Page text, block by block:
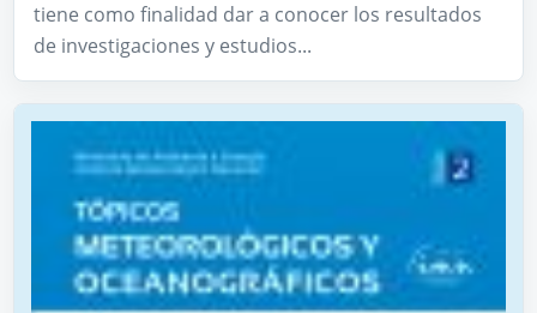
tiene como finalidad dar a conocer los resultados
de investigaciones y estudios...